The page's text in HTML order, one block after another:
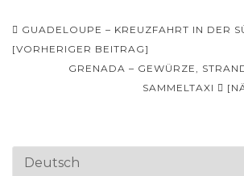
Beitrags-
Navigation
GUADELOUPE – KREUZFAHRT IN DER
[VORHERIGER BEITRAG]
GRENADA – GEWÜRZE,
SAMMELTAXI
Sprache